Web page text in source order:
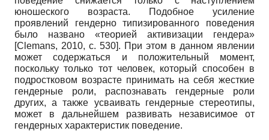
юношеского возраста. Подобное усиление
проявлений гендерно типизированного поведения
было названо «теорией активизации гендера»
[Clemans, 2010, с. 530]. При этом в данном явлении
может содержаться и положительный момент,
поскольку только тот человек, который способен в
подростковом возрасте принимать на себя жесткие
гендерные роли, распознавать гендерные роли
других, а также усваивать гендерные стереотипы,
может в дальнейшем развивать независимое от
гендерных характеристик поведение.